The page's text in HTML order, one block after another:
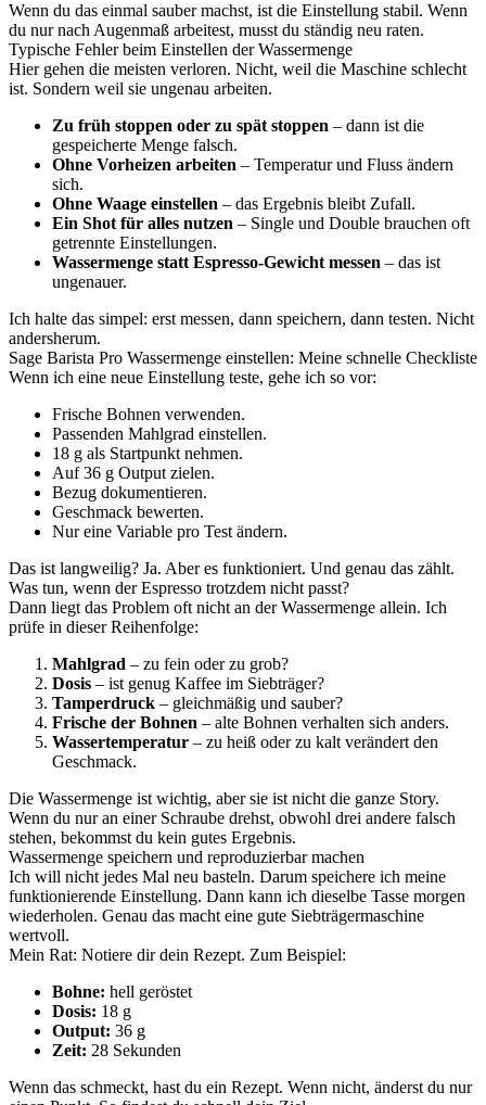
Wenn du das einmal sauber machst, ist die Einstellung stabil. Wenn
du nur nach Augenmaß arbeitest, musst du ständig neu raten.
Typische Fehler beim Einstellen der Wassermenge
Hier gehen die meisten verloren. Nicht, weil die Maschine schlecht
ist. Sondern weil sie ungenau arbeiten.
Zu früh stoppen oder zu spät stoppen – dann ist die
gespeicherte Menge falsch.
Ohne Vorheizen arbeiten – Temperatur und Fluss ändern
sich.
Ohne Waage einstellen – das Ergebnis bleibt Zufall.
Ein Shot für alles nutzen – Single und Double brauchen oft
getrennte Einstellungen.
Wassermenge statt Espresso-Gewicht messen – das ist
ungenauer.
Ich halte das simpel: erst messen, dann speichern, dann testen. Nicht
andersherum.
Sage Barista Pro Wassermenge einstellen: Meine schnelle Checkliste
Wenn ich eine neue Einstellung teste, gehe ich so vor:
Frische Bohnen verwenden.
Passenden Mahlgrad einstellen.
18 g als Startpunkt nehmen.
Auf 36 g Output zielen.
Bezug dokumentieren.
Geschmack bewerten.
Nur eine Variable pro Test ändern.
Das ist langweilig? Ja. Aber es funktioniert. Und genau das zählt.
Was tun, wenn der Espresso trotzdem nicht passt?
Dann liegt das Problem oft nicht an der Wassermenge allein. Ich
prüfe in dieser Reihenfolge:
Mahlgrad – zu fein oder zu grob?
Dosis – ist genug Kaffee im Siebträger?
Tamperdruck – gleichmäßig und sauber?
Frische der Bohnen – alte Bohnen verhalten sich anders.
Wassertemperatur – zu heiß oder zu kalt verändert den
Geschmack.
Die Wassermenge ist wichtig, aber sie ist nicht die ganze Story.
Wenn du nur an einer Schraube drehst, obwohl drei andere falsch
stehen, bekommst du kein gutes Ergebnis.
Wassermenge speichern und reproduzierbar machen
Ich will nicht jedes Mal neu basteln. Darum speichere ich meine
funktionierende Einstellung. Dann kann ich dieselbe Tasse morgen
wiederholen. Genau das macht eine gute Siebträgermaschine
wertvoll.
Mein Rat: Notiere dir dein Rezept. Zum Beispiel:
Bohne: hell geröstet
Dosis: 18 g
Output: 36 g
Zeit: 28 Sekunden
Wenn das schmeckt, hast du ein Rezept. Wenn nicht, änderst du nur